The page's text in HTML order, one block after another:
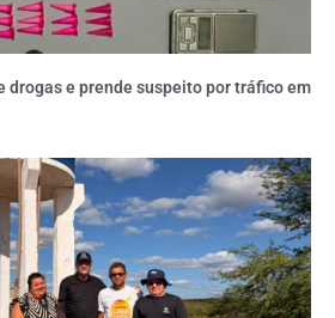
drogas e prende suspeito por tráfico em